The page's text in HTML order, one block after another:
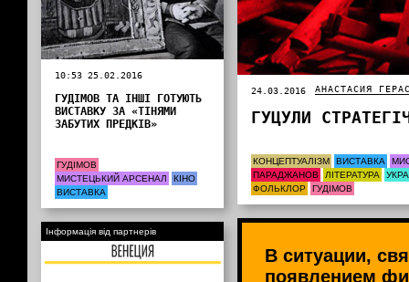
24.03.2016 АНАСТАСИЯ
ГУЦУЛИ
КОНЦЕПТУАЛІЗМ ВИСТАВКА
ПАРАДЖАНОВ
ЛІТЕРАТУРА
ФОЛЬКЛОР
ГУДІМОВ
10:53 25.02.2016
ГУДІМОВ ТА ІНШІ ГОТУЮТЬ
ВИСТАВКУ ЗА «ТІНЯМИ
ЗАБУТИХ ПРЕДКІВ»
ГУДІМОВ
МИСТЕЦЬКИЙ АРСЕНАЛ
КІНО
ВИСТАВКА
В ситуации,
появлением
Інформація від партнерів